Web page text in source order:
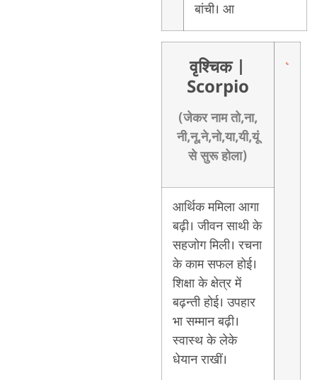
बांची। आ
वृश्चिक
Scorpio
(जेकर नाम तो,ना,
नी,नू,ने,नो,या,यी,यूं
से सुरू होला)
आर्थिक ममिला आगा
बढ़ी। जीवन साथी के
सहजोग मिली। रचना
के काम सफल होई।
शिक्षा के क्षेत्र में
बढ़न्ती होई। उपहार
भा सम्मान बढ़ी।
स्वास्थ के लेके
धेयान राखीं।